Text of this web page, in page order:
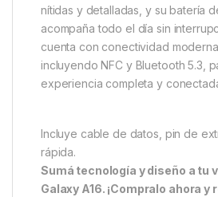
nítidas y detalladas, y su batería
acompaña todo el día sin
cuenta con conectividad
incluyendo NFC y Bluetooth 5.3,
experiencia completa y
Incluye cable de datos, pin de
rápida.
Sumá tecnología y diseño a tu
Galaxy A16. ¡Compralo ahora y